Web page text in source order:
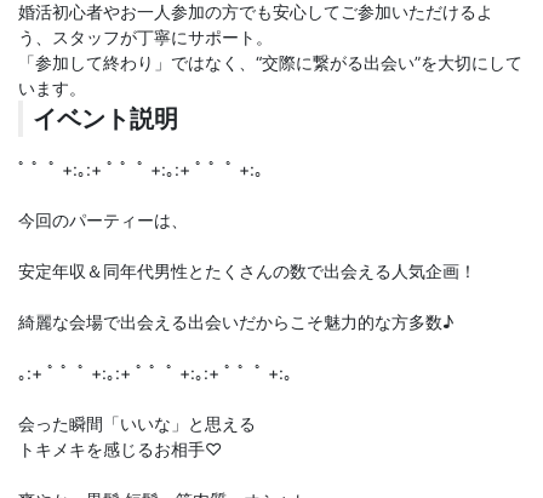
婚活初心者やお一人参加の方でも安心してご参加いただけるよ
う、スタッフが丁寧にサポート。
「参加して終わり」ではなく、“交際に繋がる出会い”を大切にして
います。
イベント説明
ﾟ ゜ﾟ +:｡:+ ﾟ ゜ﾟ +:｡:+ ﾟ ゜ﾟ +:｡
今回のパーティーは、
安定年収＆同年代男性とたくさんの数で出会える人気企画！
綺麗な会場で出会える出会いだからこそ魅力的な方多数♪
｡:+ ﾟ ゜ﾟ +:｡:+ ﾟ ゜ﾟ +:｡:+ ﾟ ゜ﾟ +:｡
会った瞬間「いいな」と思える
トキメキを感じるお相手♡